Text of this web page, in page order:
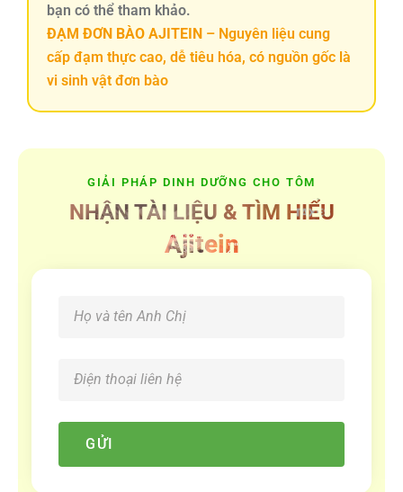
bạn có thể tham khảo.
ĐẠM ĐƠN BÀO AJITEIN – Nguyên liệu cung
cấp đạm thực cao, dễ tiêu hóa, có nguồn gốc là
vi sinh vật đơn bào
GIẢI PHÁP DINH DƯỠNG CHO TÔM
NHẬN TÀI LIỆU & TÌM HIỂU
Ajitein
GỬI